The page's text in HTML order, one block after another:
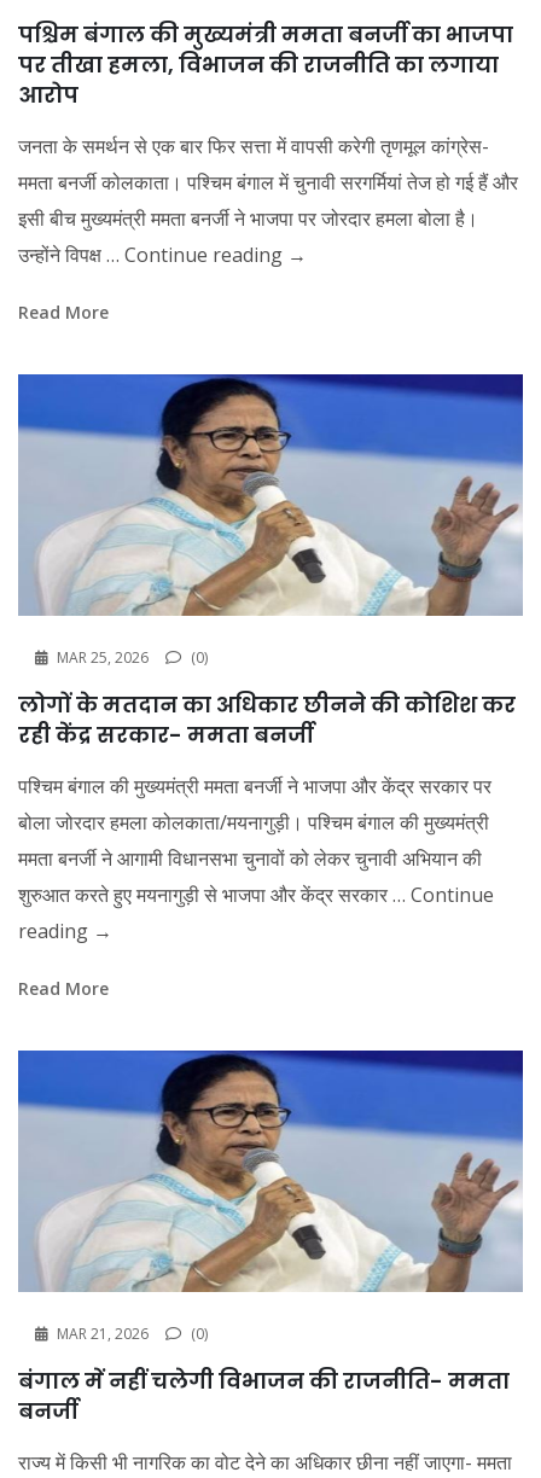
पश्चिम बंगाल की मुख्यमंत्री ममता बनर्जी का भाजपा
पर तीखा हमला, विभाजन की राजनीति का लगाया
आरोप
जनता के समर्थन से एक बार फिर सत्ता में वापसी करेगी तृणमूल कांग्रेस-
ममता बनर्जी कोलकाता। पश्चिम बंगाल में चुनावी सरगर्मियां तेज हो गई हैं और
इसी बीच मुख्यमंत्री ममता बनर्जी ने भाजपा पर जोरदार हमला बोला है।
उन्होंने विपक्ष … Continue reading →
Read More
MAR 25, 2026 (0)
लोगों के मतदान का अधिकार छीनने की कोशिश कर
रही केंद्र सरकार- ममता बनर्जी
पश्चिम बंगाल की मुख्यमंत्री ममता बनर्जी ने भाजपा और केंद्र सरकार पर
बोला जोरदार हमला कोलकाता/मयनागुड़ी। पश्चिम बंगाल की मुख्यमंत्री
ममता बनर्जी ने आगामी विधानसभा चुनावों को लेकर चुनावी अभियान की
शुरुआत करते हुए मयनागुड़ी से भाजपा और केंद्र सरकार … Continue
reading →
Read More
MAR 21, 2026 (0)
बंगाल में नहीं चलेगी विभाजन की राजनीति- ममता
बनर्जी
राज्य में किसी भी नागरिक का वोट देने का अधिकार छीना नहीं जाएगा- ममता